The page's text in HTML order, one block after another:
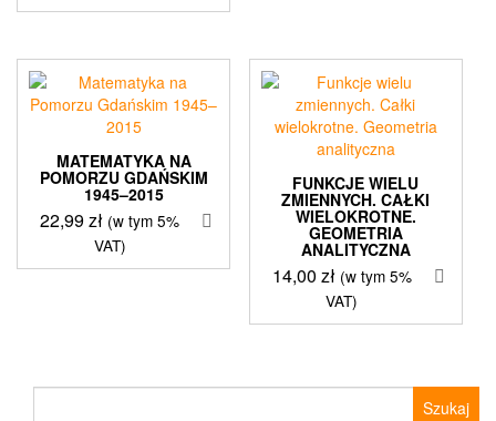
MATEMATYKA NA
POMORZU GDAŃSKIM
1945–2015
22,99zł (w tym 5%
VAT)
FUNKCJE WIELU
ZMIENNYCH. CAŁKI
WIELOKROTNE.
GEOMETRIA
ANALITYCZNA
14,00 zł (w tym 5%
VAT)